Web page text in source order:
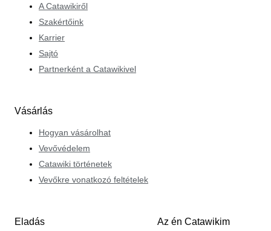
A Catawikiről
Szakértőink
Karrier
Sajtó
Partnerként a Catawikivel
Vásárlás
Hogyan vásárolhat
Vevővédelem
Catawiki történetek
Vevőkre vonatkozó feltételek
Eladás Az én Catawikim